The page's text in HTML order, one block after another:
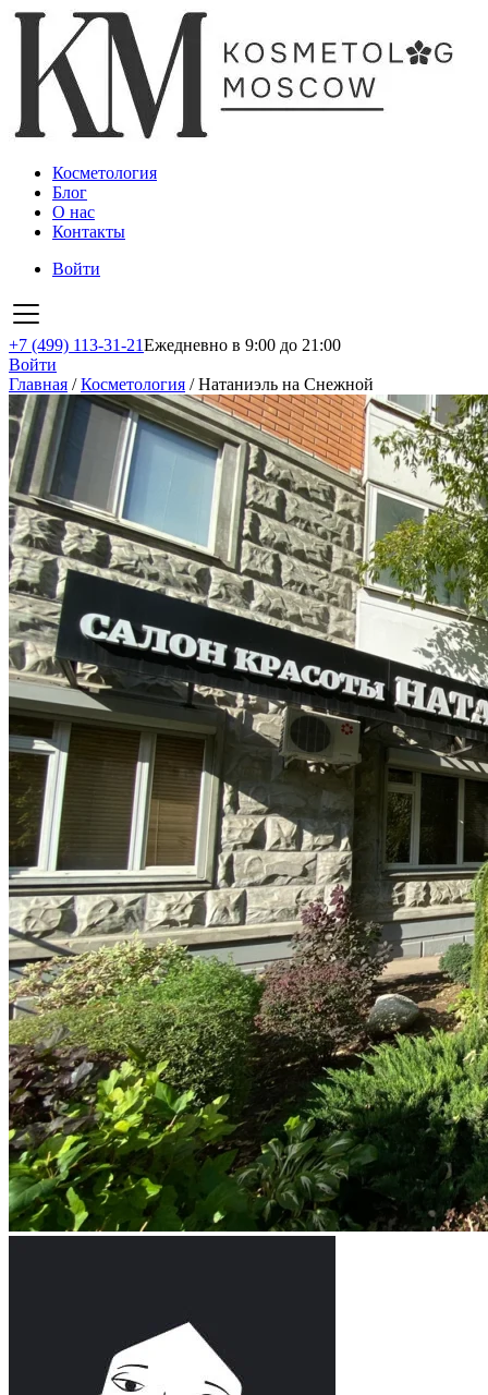
Косметология
Блог
О нас
Контакты
Войти
+7 (499) 113-31-21Ежедневно в 9:00 до 21:00
Войти
Главная /Косметология /Натаниэль на Снежной